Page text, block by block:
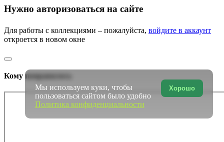
Нужно авторизоваться на сайте
Для работы с коллекциями – пожалуйста, войдите в аккаунт
откроется в новом окне
Кому понравилось
Хорошо
Мы используем куки, чтобы
пользоваться сайтом было удобно
Политика конфиденциальности